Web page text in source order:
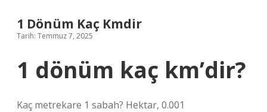
1 Dönüm Kaç Kmdir
Tarih: Temmuz 7, 2025
1 dönüm kaç km’dir?
Kaç metrekare 1 sabah? Hektar, 0.001